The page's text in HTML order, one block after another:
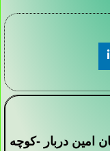
امین دربار -کوچه